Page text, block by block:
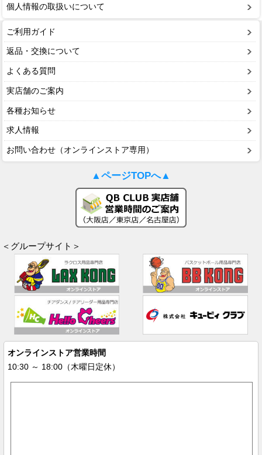
個人情報の取扱いについて
ご利用ガイド
返品・交換について
よくある質問
実店舗のご案内
各種お知らせ
求人情報
お問い合わせ（オンラインストア専用）
▲ページTOPへ▲
＜グループサイト＞
オンラインストア営業時間
10:30 ～ 18:00（木曜日定休）